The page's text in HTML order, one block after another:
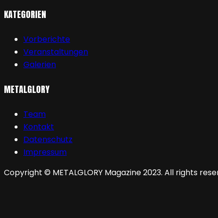
KATEGORIEN
Vorberichte
Veranstaltungen
Galerien
METALGLORY
Team
Kontakt
Datenschutz
Impressum
Copyright © METALGLORY Magazine 2023. All rights